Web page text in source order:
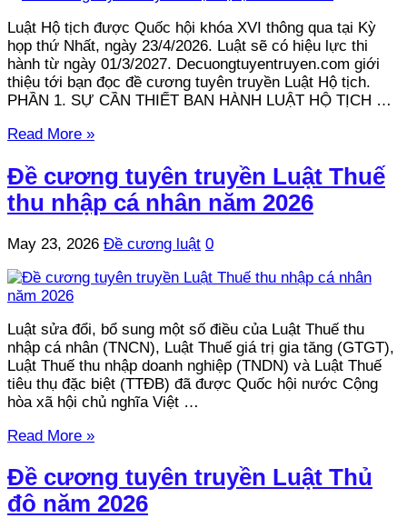
Luật Hộ tịch được Quốc hội khóa XVI thông qua tại Kỳ
họp thứ Nhất, ngày 23/4/2026. Luật sẽ có hiệu lực thi
hành từ ngày 01/3/2027. Decuongtuyentruyen.com giới
thiệu tới bạn đọc đề cương tuyên truyền Luật Hộ tịch.
PHẦN 1. SỰ CẦN THIẾT BAN HÀNH LUẬT HỘ TỊCH …
Read More »
Đề cương tuyên truyền Luật Thuế
thu nhập cá nhân năm 2026
May 23, 2026 Đề cương luật 0
Luật sửa đổi, bổ sung một số điều của Luật Thuế thu
nhập cá nhân (TNCN), Luật Thuế giá trị gia tăng (GTGT),
Luật Thuế thu nhập doanh nghiệp (TNDN) và Luật Thuế
tiêu thụ đặc biệt (TTĐB) đã được Quốc hội nước Cộng
hòa xã hội chủ nghĩa Việt …
Read More »
Đề cương tuyên truyền Luật Thủ
đô năm 2026